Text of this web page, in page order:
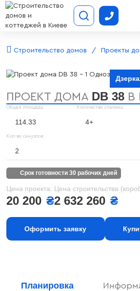
Строительство домов Проекты
ПРОЕКТ ДОМА DB 38 В
Общая площадь:
114.33
Количество спалень:
4+
Кол-во санузлов:
2
срок готовности 30 рабочих дней
Цена проекта:
20 200 ₴
Цена строительства
2 632 260 ₴
Оформить заявку
Планировка